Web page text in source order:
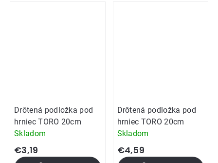
Drôtená podložka pod
hrniec TORO 20cm
Skladom
€3,19
Drôtená podložka pod
hrniec TORO 20cm
Skladom
€4,59